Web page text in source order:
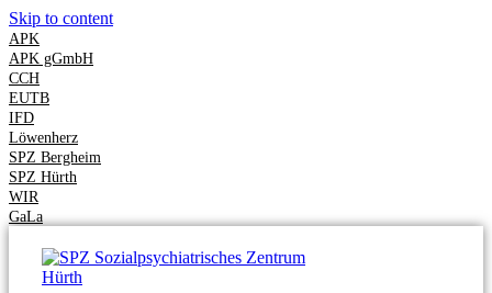
Skip to content
APK
APK gGmbH
CCH
EUTB
IFD
Löwenherz
SPZ Bergheim
SPZ Hürth
WIR
GaLa